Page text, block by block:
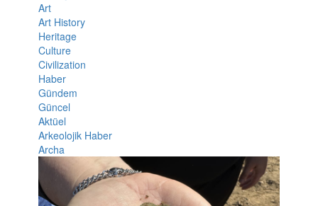
Art
Art History
Heritage
Culture
Civilization
Haber
Gündem
Güncel
Aktüel
Arkeolojik Haber
Archa